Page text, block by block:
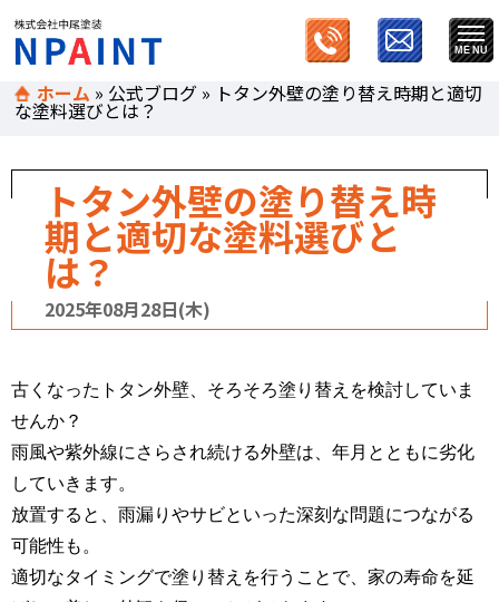
ホーム » 公式ブログ » トタン外壁の塗り替え時期と適切
な塗料選びとは？
トタン外壁の塗り替え時
期と適切な塗料選びと
は？
2025年08月28日(木)
古くなったトタン外壁、そろそろ塗り替えを検討していま
せんか？
雨風や紫外線にさらされ続ける外壁は、年月とともに劣化
していきます。
放置すると、雨漏りやサビといった深刻な問題につながる
可能性も。
適切なタイミングで塗り替えを行うことで、家の寿命を延